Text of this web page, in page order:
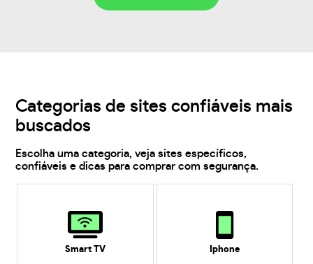
Categorias de sites confiáveis mais
buscados
Escolha uma categoria, veja sites específicos,
confiáveis e dicas para comprar com segurança.
Smart TV Iphone